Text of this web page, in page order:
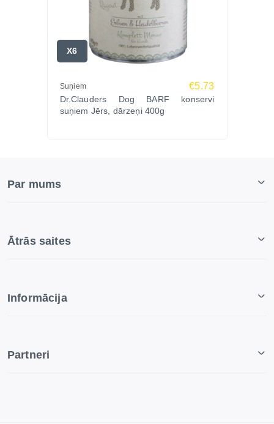
X6
Suņiem €5.73
Dr.Clauders Dog BARF konservi
suņiem Jērs, dārzeņi 400g
Par mums
Ātrās saites
Informācija
Partneri